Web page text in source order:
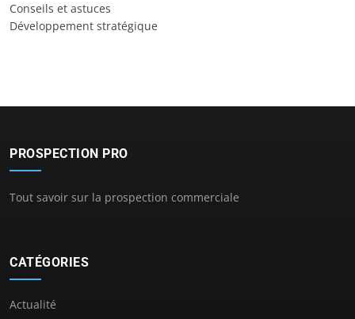
Conseils et astuces
Développement stratégique
PROSPECTION PRO
Tout savoir sur la prospection commerciale
CATÉGORIES
Actualité